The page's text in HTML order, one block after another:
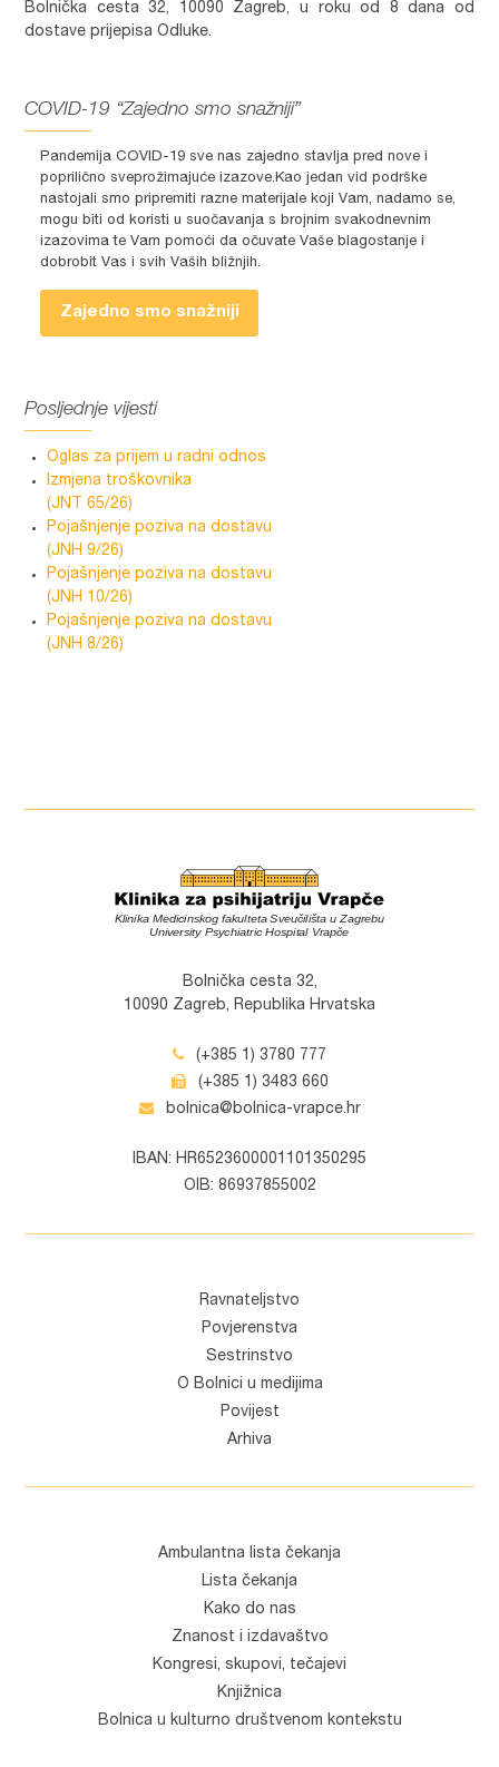
Bolnička cesta 32, 10090 Zagreb, u roku od 8 dana od
dostave prijepisa Odluke.
COVID-19 “Zajedno smo snažniji”
Pandemija COVID-19 sve nas zajedno stavlja pred nove i
poprilično sveprožimajuće izazove.Kao jedan vid podrške
nastojali smo pripremiti razne materijale koji Vam, nadamo se,
mogu biti od koristi u suočavanja s brojnim svakodnevnim
izazovima te Vam pomoći da očuvate Vaše blagostanje i
dobrobit Vas i svih Vaših bližnjih.
Zajedno smo snažniji
Posljednje vijesti
Oglas za prijem u radni odnos
Izmjena troškovnika
(JNT 65/26)
Pojašnjenje poziva na dostavu
(JNH 9/26)
Pojašnjenje poziva na dostavu
(JNH 10/26)
Pojašnjenje poziva na dostavu
(JNH 8/26)
Bolnička cesta 32,
10090 Zagreb, Republika Hrvatska
(+385 1) 3780 777
(+385 1) 3483 660
bolnica@bolnica-vrapce.hr
IBAN: HR6523600001101350295
OIB: 86937855002
Ravnateljstvo
Povjerenstva
Sestrinstvo
O Bolnici u medijima
Povijest
Arhiva
Ambulantna lista čekanja
Lista čekanja
Kako do nas
Znanost i izdavaštvo
Kongresi, skupovi, tečajevi
Knjižnica
Bolnica u kulturno društvenom kontekstu